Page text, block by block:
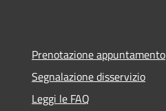
Prenotazione appuntamento
Segnalazione disservizio
Leggi le FAQ